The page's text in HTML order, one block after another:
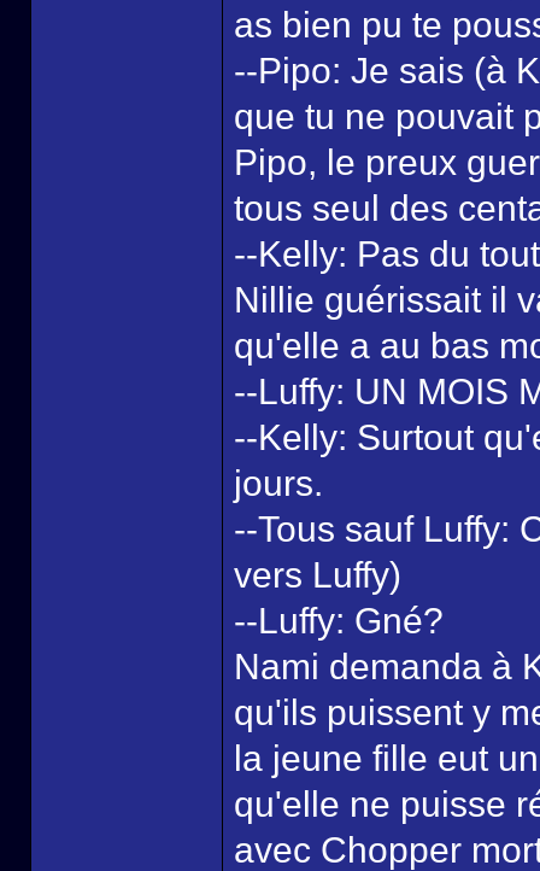
as bien pu te
--Pipo: Je sais (à
que tu ne pouvait
Pipo, le preux
tous seul des
--Kelly: Pas du
Nillie guérissait il
qu'elle a au bas
--Luffy: UN MOIS
--Kelly: Surtout
jours.
--Tous sauf Luffy:
vers Luffy)
--Luffy: Gné?
Nami demanda à
qu'ils puissent y
la jeune fille eut
qu'elle ne puisse
avec Chopper